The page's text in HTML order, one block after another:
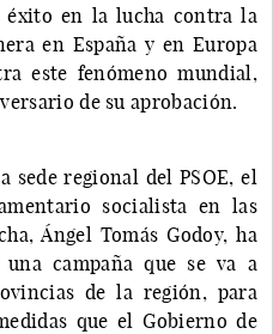
en la lucha contra la
en España y en Europa
este fenómeno mundial,
de su aprobación.
sede regional del PSOE, el
socialista en las
Ángel Tomás Godoy, ha
campaña que se va a
de la región, para
que el Gobierno de